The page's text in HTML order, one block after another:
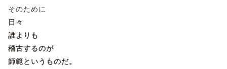
そのために
日々
誰よりも
稽古するのが
師範というものだ。